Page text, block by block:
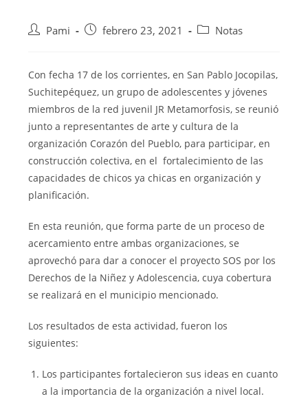
Pami febrero 23, 2021 Notas
Con fecha 17 de los corrientes, en San Pablo Jocopilas,
Suchitepéquez, un grupo de adolescentes y jóvenes
miembros de la red juvenil JR Metamorfosis, se reunió
junto a representantes de arte y cultura de la
organización Corazón del Pueblo, para participar, en
construcción colectiva, en el fortalecimiento de las
capacidades de chicos ya chicas en organización y
planificación.
En esta reunión, que forma parte de un proceso de
acercamiento entre ambas organizaciones, se
aprovechó para dar a conocer el proyecto SOS por los
Derechos de la Niñez y Adolescencia, cuya cobertura
se realizará en el municipio mencionado.
Los resultados de esta actividad, fueron los
siguientes:
Los participantes fortalecieron sus ideas en cuanto
a la importancia de la organización a nivel local.